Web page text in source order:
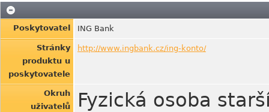
Poskytovatel ING Bank
Stránky
produktu u
poskytovatele
http://www.ingbank.cz/ing-konto/
Okruh
uživatelů
Fyzická osoba